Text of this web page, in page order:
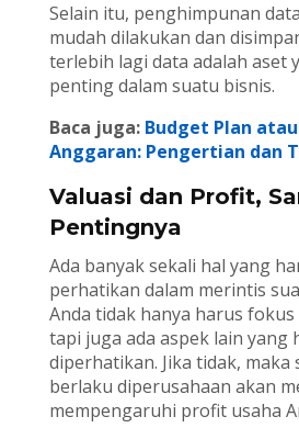
Selain itu, penghimpunan
mudah dilakukan dan
terlebih lagi data adalah aset
penting dalam suatu bisnis.
Baca juga: Budget Plan
Anggaran: Pengertian dan
Valuasi dan Profit,
Pentingnya
Ada banyak sekali hal yang
perhatikan dalam merintis
Anda tidak hanya harus
tapi juga ada aspek lain yang
diperhatikan. Jika tidak, maka
berlaku diperusahaan akan
mempengaruhi profit usaha